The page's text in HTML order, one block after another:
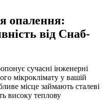
опалення:
від Снаб-
сучасні інженерні
мікроклімату у вашій
місце займають сталеві
високу теплову